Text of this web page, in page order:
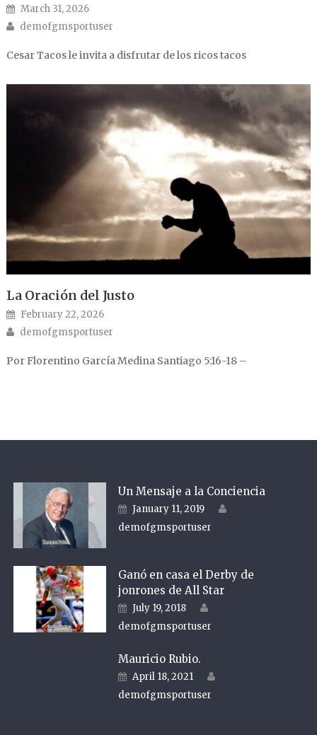
Posted on
March 31, 2026
Author
demofgmsportuser
Cesar Tacos le invita a disfrutar de los ricos tacos
La Oración del Justo
Posted on
February 22, 2026
Author
demofgmsportuser
Por Florentino García Medina Santiago 5:16-18 –
Un Mensaje a la Conciencia
Posted on
January 11, 2019
demofgmsportuser
Ganó en casa el Derby de
jonrones de All Star
Posted on
July 19, 2018
demofgmsportuser
Mauricio Rubio.
Posted on
April 18, 2021
demofgmsportuser